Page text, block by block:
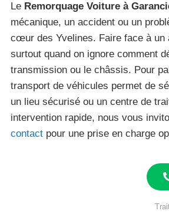
Le Remorquage Voiture à
mécanique, un accident ou un
cœur des Yvelines. Faire face à un
surtout quand on ignore comment
transmission ou le châssis. Pour
transport de véhicules permet de
un lieu sécurisé ou un centre de
intervention rapide, nous vous
contact pour une prise en charge